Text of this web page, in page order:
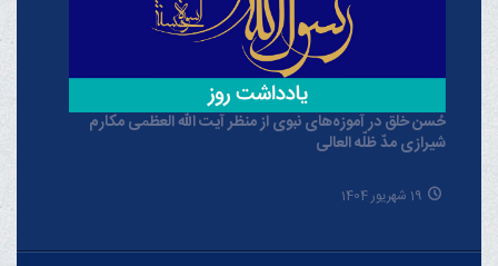
حُسن خلق در آموزه‌های نبوی از منظر آیت الله العظمی مکارم
شیرازی مدّ ظلّه العالی
19 شهریور 1404